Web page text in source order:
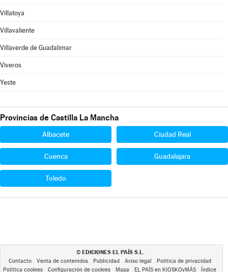
Villatoya
Villavaliente
Villaverde de Guadalimar
Viveros
Yeste
Provincias de Castilla La Mancha
Albacete Ciudad Real
Cuenca Guadalajara
Toledo
© EDICIONES EL PAÍS S.L.
Contacto Venta de contenidos Publicidad Aviso legal
Política de privacidad
Política cookies
Configuración de cookies Mapa EL PAÍS en KIOSKOyMÁS Índice